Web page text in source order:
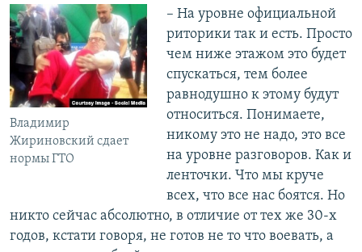
Владимир
Жириновский сдает
нормы ГТО
– На уровне официальной
риторики так и есть. Просто
чем ниже этажом это будет
спускаться, тем более
равнодушно к этому будут
относиться. Понимаете,
никому это не надо, это все
на уровне разговоров. Как и
ленточки. Что мы круче
всех, что все нас боятся. Но
никто сейчас абсолютно, в отличие от тех же 30-х
годов, кстати говоря, не готов не то что воевать, а